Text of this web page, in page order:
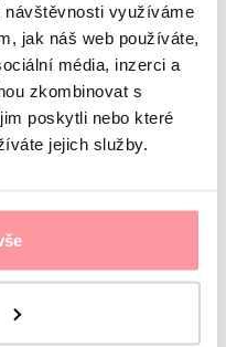
využíváme
jak náš web používáte,
média, inzerci a
zkombinovat s
poskytli nebo které
jejich služby.
crittografate
regole
senza il tuo consenso
il nostro